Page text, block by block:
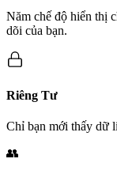
Năm chế độ hiển thị
dõi của bạn.
Riêng Tư
Chỉ bạn mới thấy dữ
👥